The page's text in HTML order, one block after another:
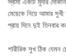
স্বামী একটি মুদীর
মেয়েকে নিয়ে আমার
প্রায় দিনে দুই তিনবার
শারীরিক সুখ ঠিক যেমন